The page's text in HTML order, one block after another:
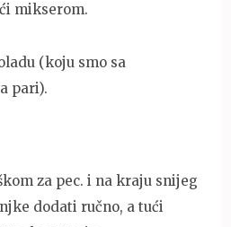
mikserom.
(koju smo sa
pari).
za pec. i na kraju snijeg
dodati ručno, a tući